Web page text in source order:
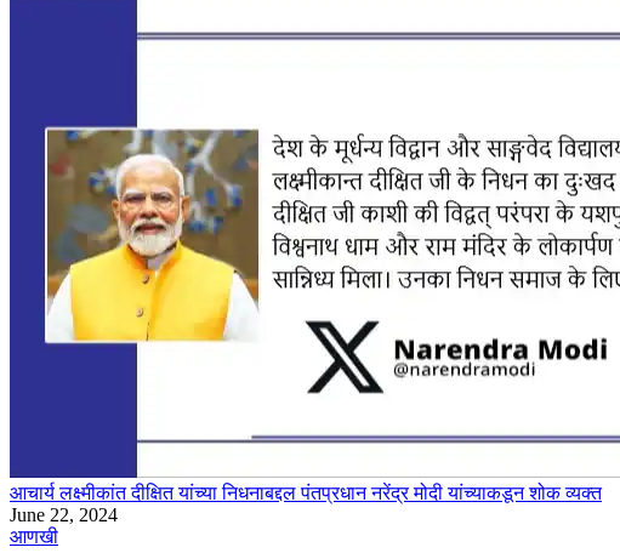
आचार्य लक्ष्मीकांत दीक्षित यांच्या निधनाबद्दल पंतप्रधान नरेंद्र मोदी यांच्याकडून शोक व्यक्त
June 22, 2024
आणखी